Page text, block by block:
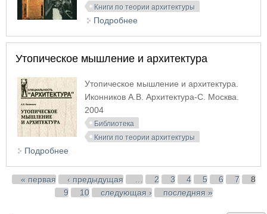
Книги по теории архитектуры
Подробнее
Утопическое мышление и архитектура
Утопическое мышление и архитектура.
Иконников А.В. Архитектура-С. Москва.
2004
Библиотека
Книги по теории архитектуры
Подробнее
Страницы
« первая ‹ предыдущая 2 3 4 5 6 7
8
9
10 следующая › последняя »